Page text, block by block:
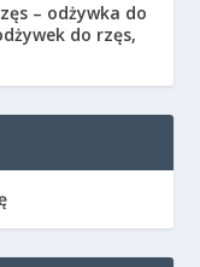
– odżywka do
do rzęs,